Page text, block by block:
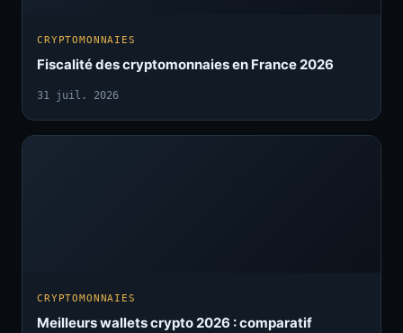
CRYPTOMONNAIES
Fiscalité des cryptomonnaies en France 2026
31 juil. 2026
CRYPTOMONNAIES
Meilleurs wallets crypto 2026 : comparatif